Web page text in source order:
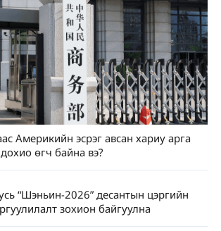
Америкийн эсрэг авсан хариу арга
өгч байна вэ?
“Шэньин-2026” десантын цэргийн
зохион байгуулна